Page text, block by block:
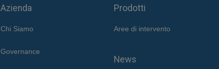
Azienda
Chi Siamo
Governance
Prodotti
Aree di intervento
News